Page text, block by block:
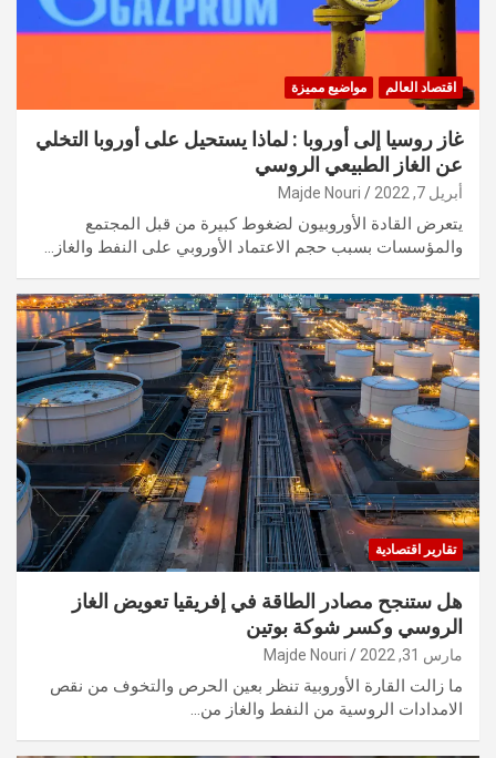
اقتصاد العالم مواضيع مميزة
غاز روسيا إلى أوروبا : لماذا يستحيل على أوروبا التخلي
عن الغاز الطبيعي الروسي
أبريل 7, 2022 Majde Nouri
يتعرض القادة الأوروبيون لضغوط كبيرة من قبل المجتمع
والمؤسسات بسبب حجم الاعتماد الأوروبي على النفط والغاز…
تقارير اقتصادية
هل ستنجح مصادر الطاقة في إفريقيا تعويض الغاز
الروسي وكسر شوكة بوتين
مارس 31, 2022 Majde Nouri
ما زالت القارة الأوروبية تنظر بعين الحرص والتخوف من نقص
الامدادات الروسية من النفط والغاز من…